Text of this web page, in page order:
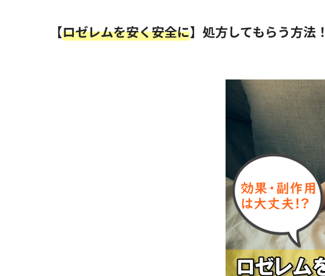
【ロゼレムを安く安全に】処方してもらう方法！